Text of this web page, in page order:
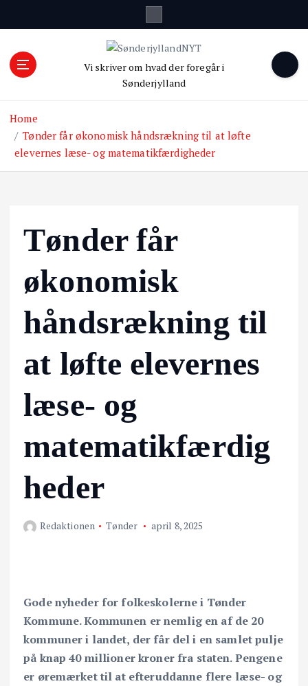
Vi skriver om hvad der foregår i
Sønderjylland
Home
Tønder får økonomisk håndsrækning til at løfte
elevernes læse- og matematikfærdigheder
Tønder får
økonomisk
håndsrækning til
at løfte elevernes
læse- og
matematikfærdig
heder
Redaktionen Tønder april 8, 2025
Gode nyheder for folkeskolerne i Tønder
Kommune. Kommunen er nemlig en af de 20
kommuner i landet, der får del i en samlet pulje
på knap 40 millioner kroner fra staten. Pengene
er øremærket til at efteruddanne flere læse- og